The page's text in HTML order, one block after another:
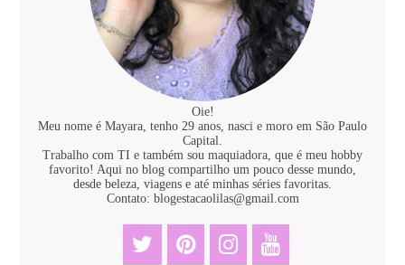
Oie!
Meu nome é Mayara, tenho 29 anos, nasci e moro em São Paulo
Capital.
Trabalho com TI e também sou maquiadora, que é meu hobby
favorito! Aqui no blog compartilho um pouco desse mundo,
desde beleza, viagens e até minhas séries favoritas.
Contato: blogestacaolilas@gmail.com